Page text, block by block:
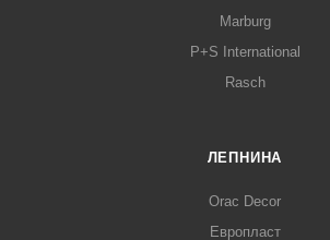
Marburg
P+S International
Rasch
ЛЕПНИНА
Orac Decor
Европласт